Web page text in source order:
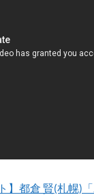
】都倉 賢(札幌)